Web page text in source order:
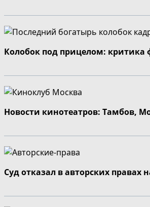
Колобок под прицелом: критика
Новости кинотеатров: Тамбов,
Суд отказал в авторских